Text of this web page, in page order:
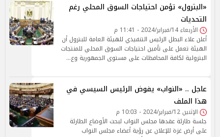
«البترول» تؤمن احتياجات السوق المحلي رغم
التحديات
الأربعاء 14/فبراير/2024 - 11:41 م
أعلن علاء البطل الرئيس التنفيذي للهيئة العامة للبترول أن
الهيئة تعمل على تأمين احتياجات السوق المحلي للمنتجات
البترولية لكافة المحافظات على مستوى الجمهورية وع…
عاجل .. «النواب» يفوض الرئيس السيسي في
هذا الملف
الإثنين 12/فبراير/2024 - 10:03 م
جلسة طارئة عقدها مجلس النواب لبحث الأوضاع الطارئة
على أرض غزة للإعلان عن رؤية أعضاء مجلس النواب